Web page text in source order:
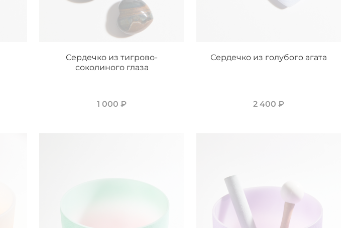
Сердечко из тигрово-
соколиного глаза
1 000 ₽
Сердечко из голубого агата
2 400 ₽